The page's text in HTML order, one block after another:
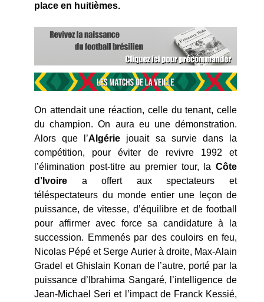
place en huitièmes.
On attendait une réaction, celle du tenant, celle
du champion. On aura eu une démonstration.
Alors que l’Algérie jouait sa survie dans la
compétition, pour éviter de revivre 1992 et
l’élimination post-titre au premier tour, la Côte
d’Ivoire a offert aux spectateurs et
téléspectateurs du monde entier une leçon de
puissance, de vitesse, d’équilibre et de football
pour affirmer avec force sa candidature à la
succession. Emmenés par des couloirs en feu,
Nicolas Pépé et Serge Aurier à droite, Max-Alain
Gradel et Ghislain Konan de l’autre, porté par la
puissance d’Ibrahima Sangaré, l’intelligence de
Jean-Michael Seri et l’impact de Franck Kessié,